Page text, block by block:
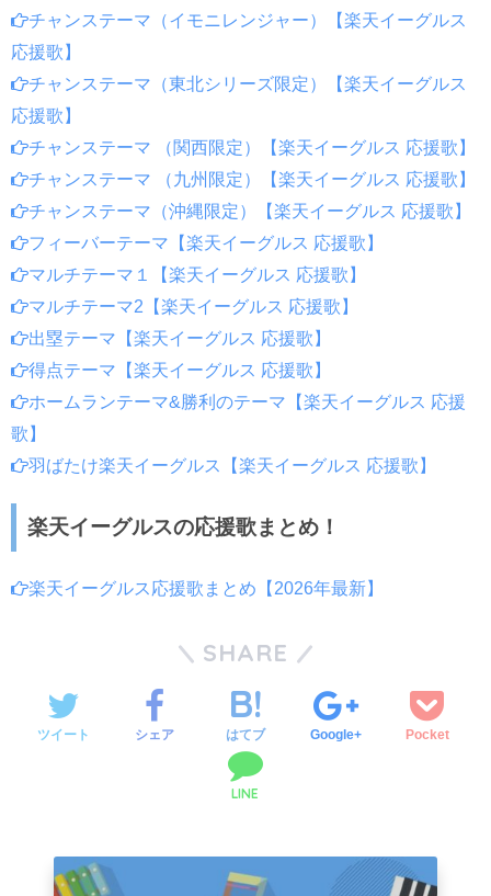
チャンステーマ（イモニレンジャー）【楽天イーグルス
応援歌】
チャンステーマ（東北シリーズ限定）【楽天イーグルス
応援歌】
チャンステーマ （関西限定）【楽天イーグルス 応援歌】
チャンステーマ （九州限定）【楽天イーグルス 応援歌】
チャンステーマ（沖縄限定）【楽天イーグルス 応援歌】
フィーバーテーマ【楽天イーグルス 応援歌】
マルチテーマ１【楽天イーグルス 応援歌】
マルチテーマ2【楽天イーグルス 応援歌】
出塁テーマ【楽天イーグルス 応援歌】
得点テーマ【楽天イーグルス 応援歌】
ホームランテーマ&勝利のテーマ【楽天イーグルス 応援
歌】
羽ばたけ楽天イーグルス【楽天イーグルス 応援歌】
楽天イーグルスの応援歌まとめ！
楽天イーグルス応援歌まとめ【2026年最新】
SHARE
ツイート シェア はてブ Google+ Pocket
LINE